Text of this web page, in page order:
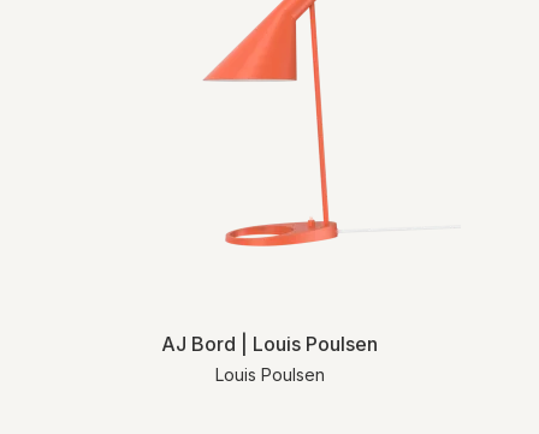
AJ Bord | Louis Poulsen
Louis Poulsen